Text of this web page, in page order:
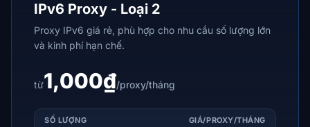
IPv6 Proxy - Loại 2
Proxy IPv6 giá rẻ, phù hợp cho nhu cầu số lượng lớn
và kinh phí hạn chế.
từ1,000₫/proxy/tháng
SỐ LƯỢNG GIÁ/PROXY/THÁNG